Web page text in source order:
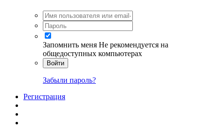
Запомнить меня Не рекомендуется на
общедоступных компьютерах
Войти
Забыли пароль?
Регистрация